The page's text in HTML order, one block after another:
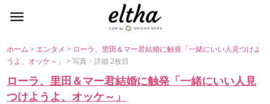
ホーム> エンタメ> ローラ、里田＆マー君結婚に触発「一緒にいい人見つけよ
うよ、オッケ～」> 写真・詳細 2枚目
ローラ、里田＆マー君結婚に触発「一緒にいい人見
つけようよ、オッケ～」